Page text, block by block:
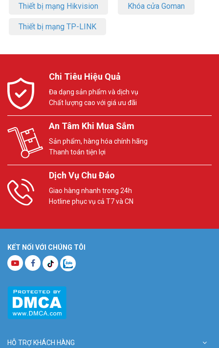
Thiết bị mạng Hikvision Khóa cửa Goman
Thiết bị mạng TP-LINK
Chi Tiêu Hiệu Quả
Đa dạng sản phẩm và dịch vụ
Chất lượng cao với giá ưu đãi
An Tâm Khi Mua Sắm
Sản phẩm, hàng hóa chính hãng
Thanh toán tiện lợi
Dịch Vụ Chu Đáo
Giao hàng nhanh trong 24h
Hotline phục vụ cả T7 và CN
KẾT NỐI VỚI CHÚNG TÔI
HỖ TRỢ KHÁCH HÀNG